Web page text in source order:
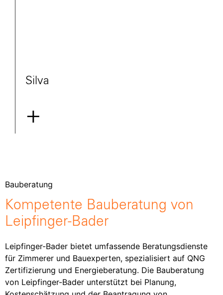
Silvacor
+
Bauberatung
Kompetente Bauberatung von
Leipfinger-Bader​
Leipfinger-Bader bietet umfassende Beratungsdienste
für Zimmerer und Bauexperten, spezialisiert auf QNG
Zertifizierung und Energieberatung. Die Bauberatung
von Leipfinger-Bader unterstützt bei Planung,